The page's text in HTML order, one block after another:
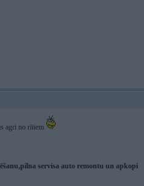
agri no rītiem
servisa auto remontu un apkopi